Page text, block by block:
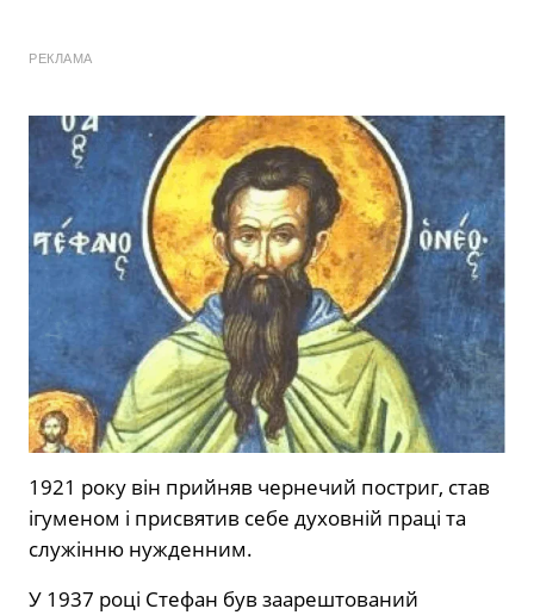
РЕКЛАМА
1921 року він прийняв чернечий постриг, став
ігуменом і присвятив себе духовній праці та
служінню нужденним.
У 1937 році Стефан був заарештований